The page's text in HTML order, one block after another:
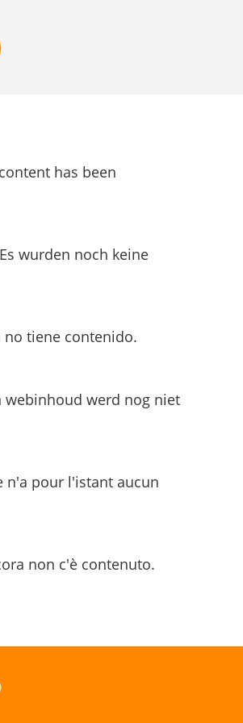
has been
wurden noch keine
no tiene contenido.
webinhoud werd nog niet
n'a pour l'istant aucun
non c'è contenuto.